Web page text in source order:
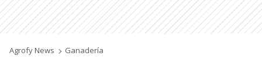
Agrofy News Ganadería